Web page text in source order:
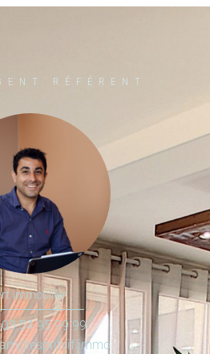
RÉFÉRENT
immobilier
03 54 95 99 99